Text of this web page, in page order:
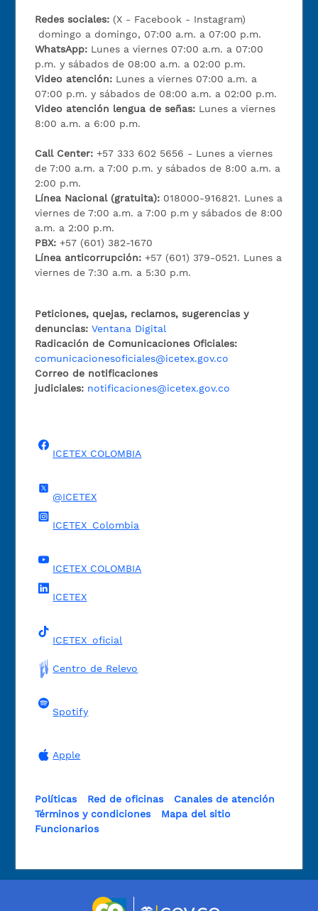
Redes sociales: (X - Facebook - Instagram)
domingo a domingo, 07:00 a.m. a 07:00 p.m.
WhatsApp: Lunes a viernes 07:00 a.m. a 07:00
p.m. y sábados de 08:00 a.m. a 02:00 p.m.
Video atención: Lunes a viernes 07:00 a.m. a
07:00 p.m. y sábados de 08:00 a.m. a 02:00 p.m.
Video atención lengua de señas: Lunes a viernes
8:00 a.m. a 6:00 p.m.
Call Center:+57 333 602 5656 - Lunes a viernes
de 7:00 a.m. a 7:00 p.m. y sábados de 8:00 a.m. a
2:00 p.m.
Línea Nacional (gratuita): 018000-916821. Lunes a
viernes de 7:00 a.m. a 7:00 p.m y sábados de 8:00
a.m. a 2:00 p.m.
PBX:+57 (601) 382-1670
Línea anticorrupción:+57 (601) 379-0521. Lunes a
viernes de 7:30 a.m. a 5:30 p.m.
Peticiones, quejas, reclamos, sugerencias y
denuncias: Ventana Digital
Radicación de Comunicaciones Oficiales:
comunicacionesoficiales@icetex.gov.co
Correo de notificaciones
judiciales: notificaciones@icetex.gov.co
ICETEX COLOMBIA
@ICETEX
ICETEX_Colombia
ICETEX COLOMBIA
ICETEX
ICETEX_oficial
Centro de Relevo
Spotify
Apple
Políticas Red de oficinas
Canales de atención
Términos y condiciones
Mapa del sitio
Funcionarios